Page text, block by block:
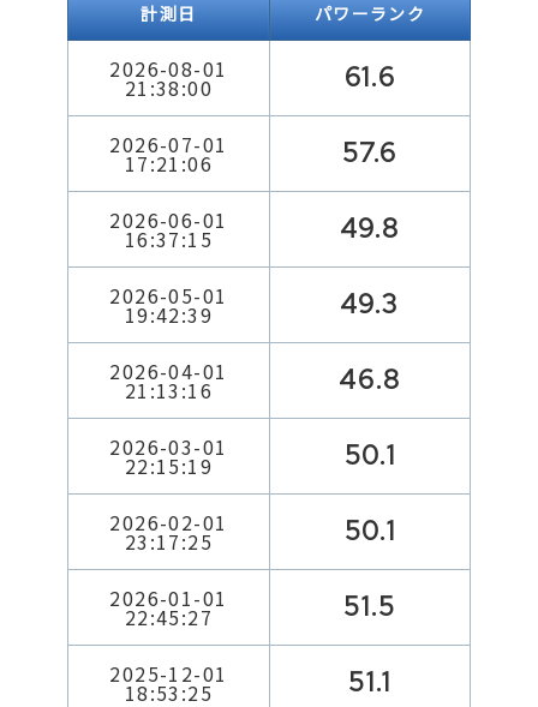
計測日 パワーランク
2026-08-01
21:38:00 61.6
2026-07-01
17:21:06 57.6
2026-06-01
16:37:15 49.8
2026-05-01
19:42:39 49.3
2026-04-01
21:13:16 46.8
2026-03-01
22:15:19 50.1
2026-02-01
23:17:25 50.1
2026-01-01
22:45:27 51.5
2025-12-01
18:53:25 51.1